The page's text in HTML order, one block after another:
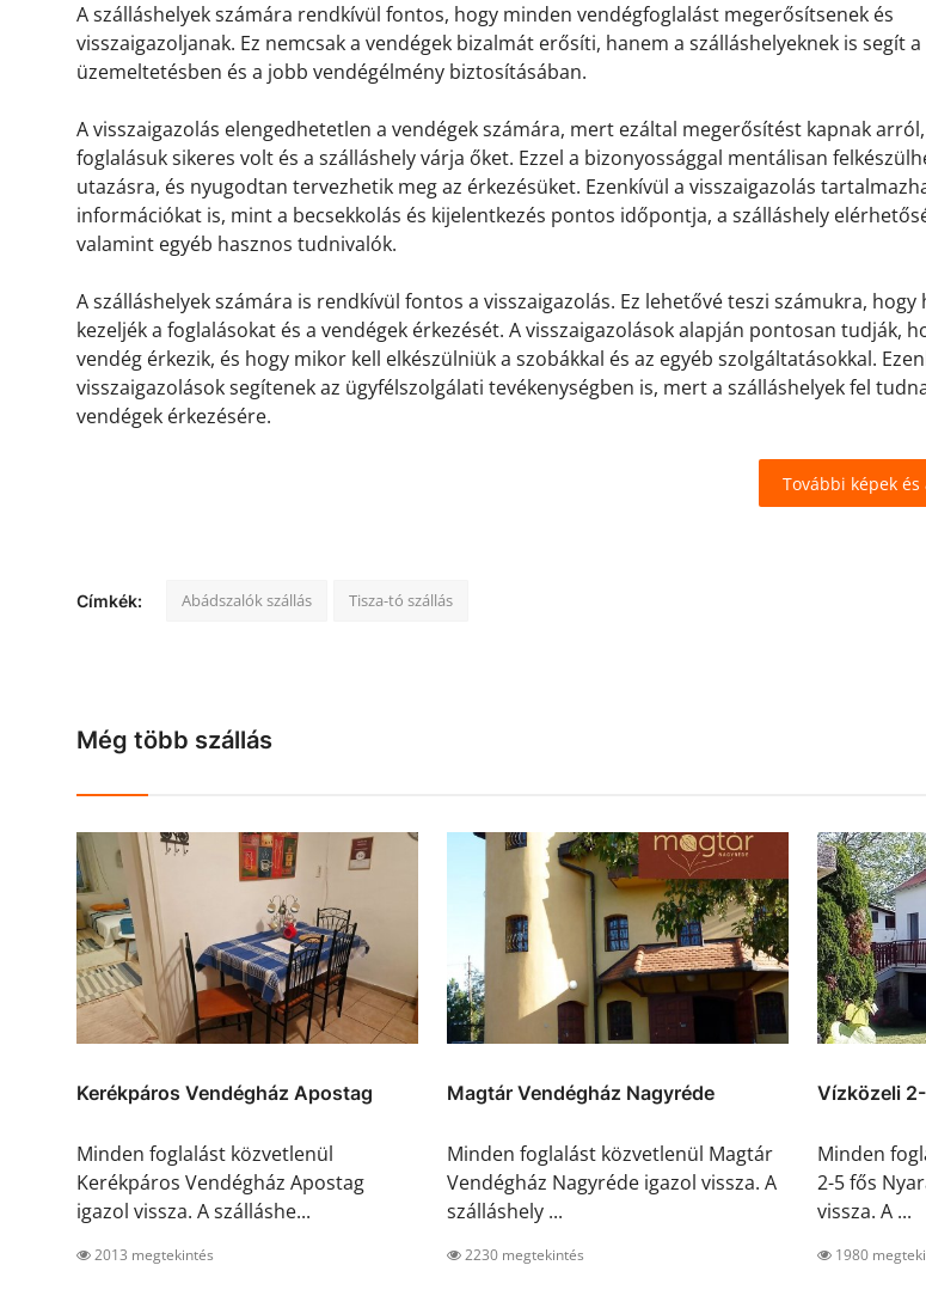
A szálláshelyek számára rendkívül fontos, hogy minden vendégfoglalást megerősítsenek és
visszaigazoljanak. Ez nemcsak a vendégek bizalmát erősíti, hanem a szálláshelyeknek is segít
üzemeltetésben és a jobb vendégélmény biztosításában.
A visszaigazolás elengedhetetlen a vendégek számára, mert ezáltal megerősítést kapnak
foglalásuk sikeres volt és a szálláshely várja őket. Ezzel a bizonyossággal mentálisan
utazásra, és nyugodtan tervezhetik meg az érkezésüket. Ezenkívül a visszaigazolás
információkat is, mint a becsekkolás és kijelentkezés pontos időpontja, a szálláshely
valamint egyéb hasznos tudnivalók.
A szálláshelyek számára is rendkívül fontos a visszaigazolás. Ez lehetővé teszi számukra, hogy
kezeljék a foglalásokat és a vendégek érkezését. A visszaigazolások alapján pontosan tudják,
vendég érkezik, és hogy mikor kell elkészülniük a szobákkal és az egyéb szolgáltatásokkal.
visszaigazolások segítenek az ügyfélszolgálati tevékenységben is, mert a szálláshelyek fel
vendégek érkezésére.
További képek
Címkék: Abádszalók szállás Tisza-tó szállás
Még több szállás
Kerékpáros Vendégház Apostag
Minden foglalást közvetlenül
Kerékpáros Vendégház Apostag
igazol vissza. A szálláshe...
2013 megtekintés
Magtár Vendégház Nagyréde
Minden foglalást közvetlenül Magtár
Vendégház Nagyréde igazol vissza. A
szálláshely ...
2230 megtekintés
Vízközeli
Minden
2-5 fős
vissza. A ...
1980